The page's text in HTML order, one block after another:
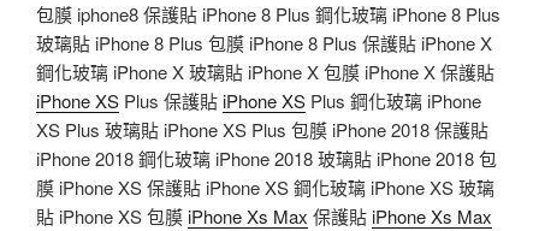
包膜 iphone8 保護貼 iPhone 8 Plus 鋼化玻璃 iPhone 8 Plus
玻璃貼 iPhone 8 Plus 包膜 iPhone 8 Plus 保護貼 iPhone X
鋼化玻璃 iPhone X 玻璃貼 iPhone X 包膜 iPhone X 保護貼
iPhone XS Plus 保護貼iPhone XS Plus 鋼化玻璃 iPhone
XS Plus 玻璃貼 iPhone XS Plus 包膜 iPhone 2018 保護貼
iPhone 2018 鋼化玻璃 iPhone 2018 玻璃貼 iPhone 2018 包
膜 iPhone XS 保護貼 iPhone XS 鋼化玻璃 iPhone XS 玻璃
貼 iPhone XS 包膜iPhone Xs Max 保護貼iPhone Xs Max